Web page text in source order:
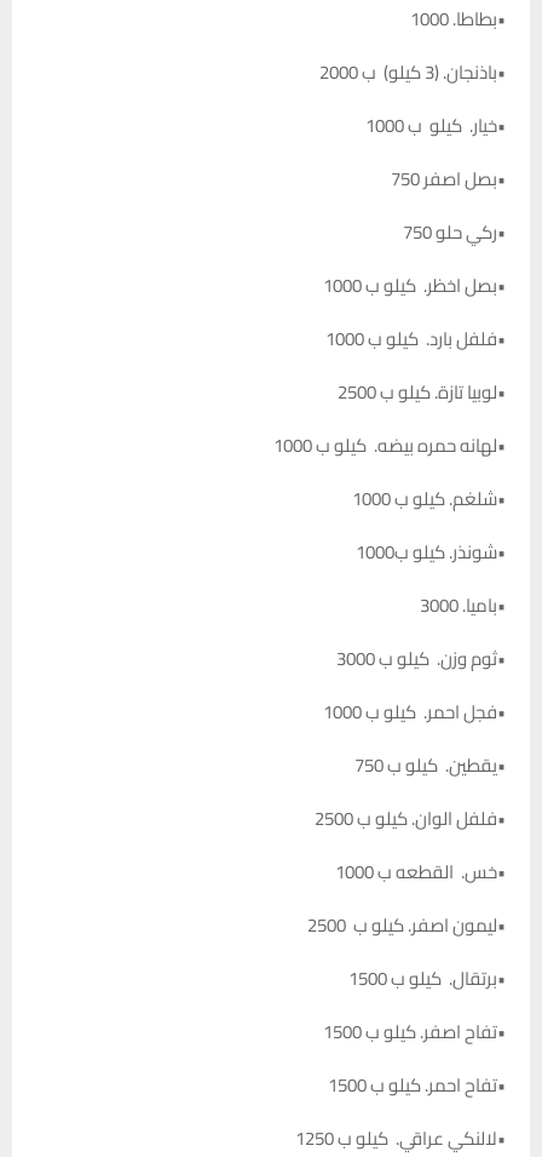
•بطاطا. 1000
•باذنجان. (3 كيلو) ب 2000
•خيار. كيلو ب 1000
•بصل اصفر 750
•ركي حلو 750
•بصل اخظر. كيلو ب 1000
•فلفل بارد. كيلو ب 1000
•لوبيا تازة. كيلو ب 2500
•لهانه حمره بيضه. كيلو ب 1000
•شلغم. كيلو ب 1000
•شونذر. كيلو ب1000
•باميا. 3000
•ثوم وزن. كيلو ب 3000
•فجل احمر. كيلو ب 1000
•يقطين. كيلو ب 750
•فلفل الوان. كيلو ب 2500
•خس. القطعه ب 1000
•ليمون اصفر. كيلو ب 2500
•برتقال. كيلو ب 1500
•تفاح اصفر. كيلو ب 1500
•تفاح احمر. كيلو ب 1500
•لالنكي عراقي. كيلو ب 1250